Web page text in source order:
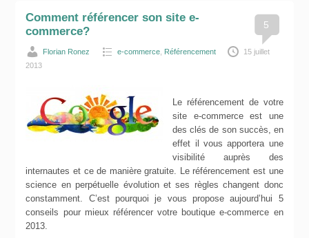
5
Comment référencer son site e-
commerce?
Florian Ronez e-commerce Référencement
15 juillet
2013
Le référencement de votre
site e-commerce est une
des clés de son succès, en
effet il vous apportera une
visibilité auprès des
internautes et ce de manière gratuite. Le référencement est une
science en perpétuelle évolution et ses règles changent donc
constamment. C’est pourquoi je vous propose aujourd’hui 5
conseils pour mieux référencer votre boutique e-commerce en
2013.